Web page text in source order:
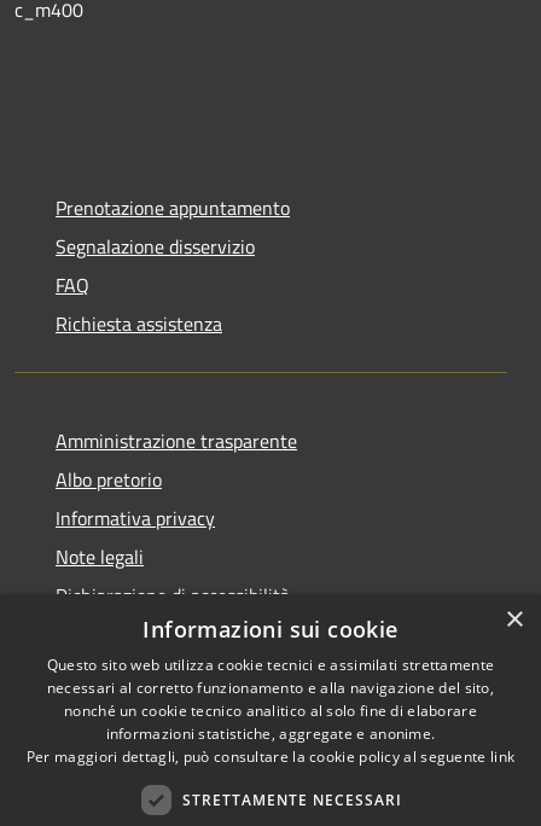
c_m400
Prenotazione appuntamento
Segnalazione disservizio
FAQ
Richiesta assistenza
Amministrazione trasparente
Albo pretorio
Informativa privacy
Note legali
Dichiarazione di accessibilità
Accessibilità
Privacy
Copyright ©
Comune di Fiumicello Villa
×
Informazioni sui cookie
Questo sito web utilizza cookie tecnici e assimilati strettamente
necessari al corretto funzionamento e alla navigazione del sito,
nonché un cookie tecnico analitico al solo fine di elaborare
informazioni statistiche, aggregate e anonime.
Per maggiori dettagli, può consultare la cookie policy al seguente link
STRETTAMENTE NECESSARI